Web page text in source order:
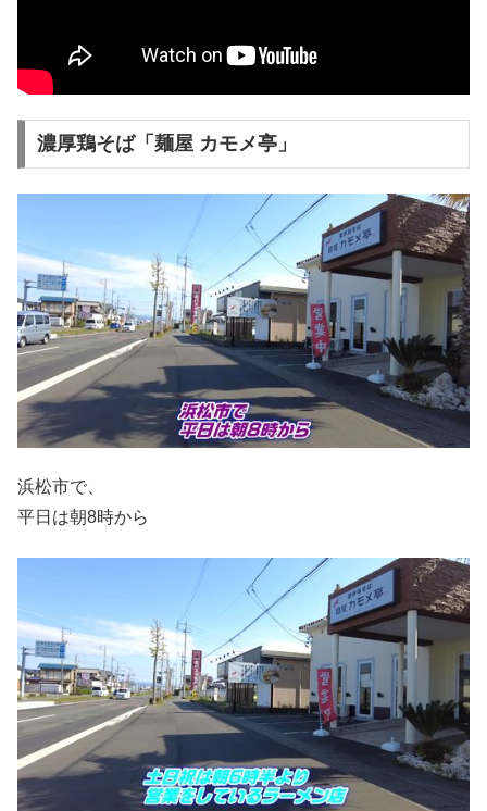
濃厚鶏そば「麺屋 カモメ亭」
浜松市で、
平日は朝8時から